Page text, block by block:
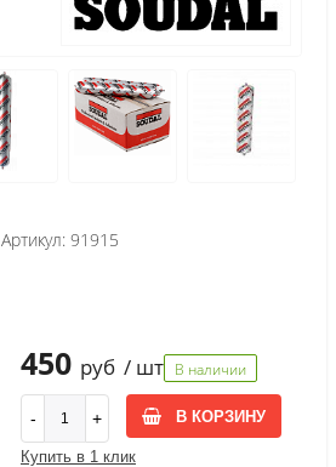
Артикул: 91915
450 руб / шт В наличии
В КОРЗИНУ
Купить в 1 клик
Характеристики